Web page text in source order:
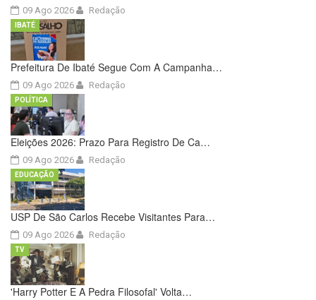
09 Ago 2026 Redação
Prefeitura De Ibaté Segue Com A Campanha…
09 Ago 2026
IBATÉ
Redação
Eleições 2026: Prazo Para Registro De Ca…
09 Ago 2026
POLÍTICA
Redação
USP De São Carlos Recebe Visitantes Para…
09 Ago 2026
EDUCAÇÃO
Redação
'Harry Potter E A Pedra Filosofal' Volta…
TV